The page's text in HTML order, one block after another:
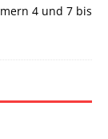
4 und 7 bis